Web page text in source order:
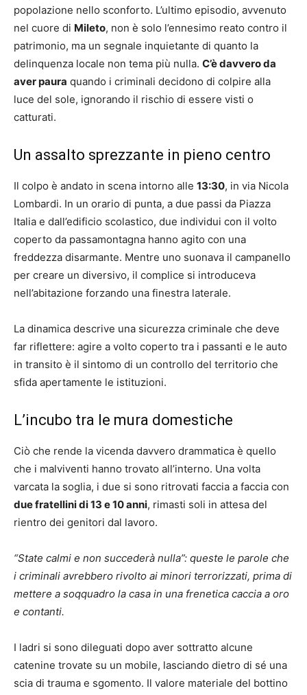
popolazione nello sconforto. L’ultimo episodio, avvenuto
nel cuore di Mileto, non è solo l’ennesimo reato contro il
patrimonio, ma un segnale inquietante di quanto la
delinquenza locale non tema più nulla. C’è davvero da
aver paura quando i criminali decidono di colpire alla
luce del sole, ignorando il rischio di essere visti o
catturati.
Un assalto sprezzante in pieno centro
Il colpo è andato in scena intorno alle 13:30, in via Nicola
Lombardi. In un orario di punta, a due passi da Piazza
Italia e dall’edificio scolastico, due individui con il volto
coperto da passamontagna hanno agito con una
freddezza disarmante. Mentre uno suonava il campanello
per creare un diversivo, il complice si introduceva
nell’abitazione forzando una finestra laterale.
La dinamica descrive una sicurezza criminale che deve
far riflettere: agire a volto coperto tra i passanti e le auto
in transito è il sintomo di un controllo del territorio che
sfida apertamente le istituzioni.
L’incubo tra le mura domestiche
Ciò che rende la vicenda davvero drammatica è quello
che i malviventi hanno trovato all’interno. Una volta
varcata la soglia, i due si sono ritrovati faccia a faccia con
due fratellini di 13 e 10 anni, rimasti soli in attesa del
rientro dei genitori dal lavoro.
“State calmi e non succederà nulla”: queste le parole che
i criminali avrebbero rivolto ai minori terrorizzati, prima di
mettere a soqquadro la casa in una frenetica caccia a oro
e contanti.
I ladri si sono dileguati dopo aver sottratto alcune
catenine trovate su un mobile, lasciando dietro di sé una
scia di trauma e sgomento. Il valore materiale del bottino